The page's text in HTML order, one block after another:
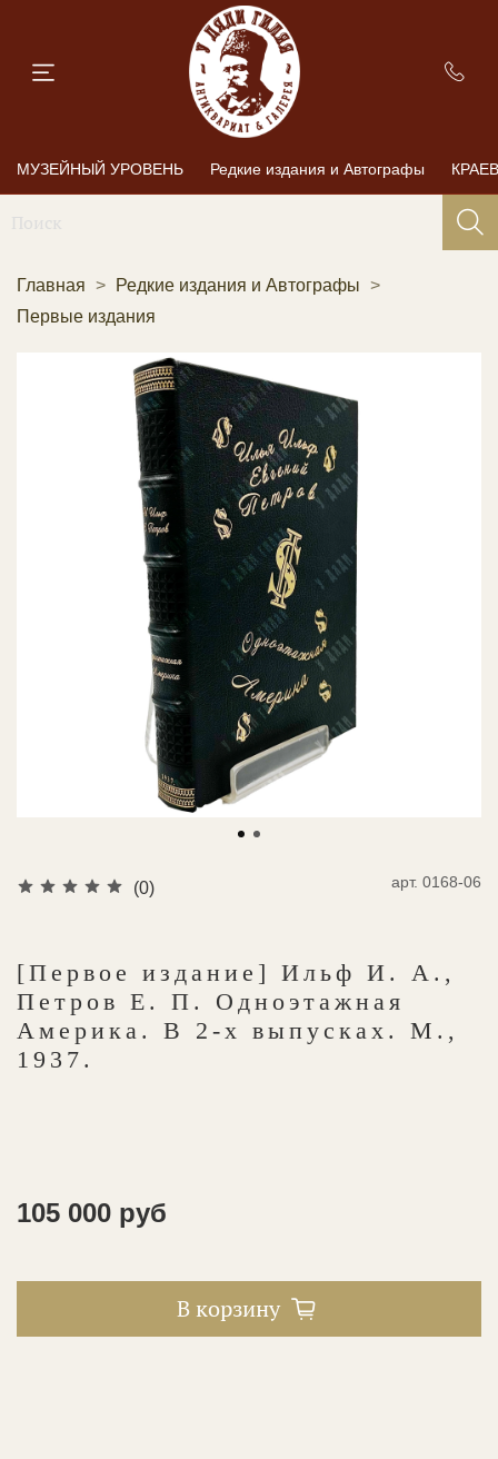
МУЗЕЙНЫЙ УРОВЕНЬ Редкие издания и Автографы
Главная
Редкие издания и Автографы
Первые издания
(0) арт. 0168-06
[Первое издание] Ильф И. А.,
Петров Е. П. Одноэтажная
Америка. В 2-х выпусках. М.,
1937.
105 000 руб
В корзину